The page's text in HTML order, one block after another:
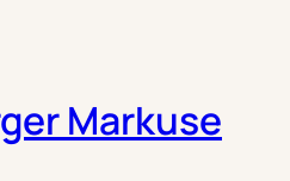
Markuse